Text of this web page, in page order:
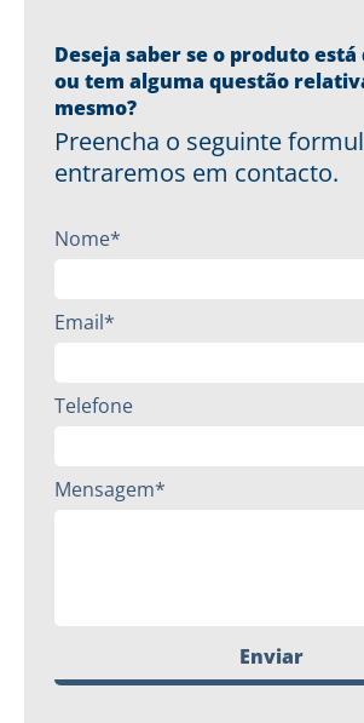
Deseja saber se o produto
ou tem alguma questão
mesmo?
Preencha o seguinte
entraremos em contacto.
Nome*
Email*
Telefone
Mensagem*
Enviar